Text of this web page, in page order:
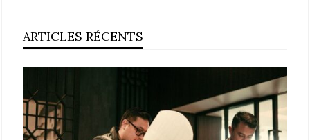
ARTICLES RÉCENTS